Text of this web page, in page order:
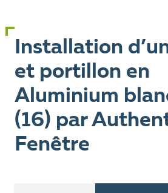
Installation
et portillon en
Aluminium
(16) par
Fenêtre